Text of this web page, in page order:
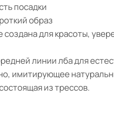
посадки
образ
создана для красоты,
линии лба для
имитирующее
из трессов.